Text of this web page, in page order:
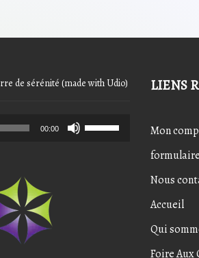
de sérénité (made with Udio)
00:00
Use
LIENS
Mon
Nous
Accueil
Qui
Foire Aux